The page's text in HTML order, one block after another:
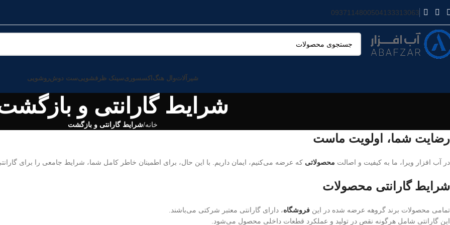
04133313063
09371148005
شیرآلاتوال هنگ اکسسوریسینک ظرفشوییست دوشروشویی
شرایط گارانتی و
خانه شرایط گارانتی و بازگشت
رضایت شما، اولویت ماست
در آب افزار ویرا، ما به کیفیت و اصالت محصولاتی که عرضه می‌کنیم، ایمان داریم. با این حال، برای اطمینان خاطر کامل شما، شرایط جامعی را برای
شرایط گارانتی محصولات
تمامی محصولات برند گروهه عرضه شده در این فروشگاه، دارای گارانتی معتبر شرکتی می‌باشند.
این گارانتی شامل هرگونه نقص در تولید و عملکرد قطعات داخلی محصول می‌شود.